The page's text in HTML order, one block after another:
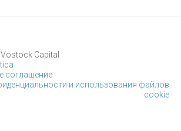
Capital
соглашение
и использования файлов
cookie